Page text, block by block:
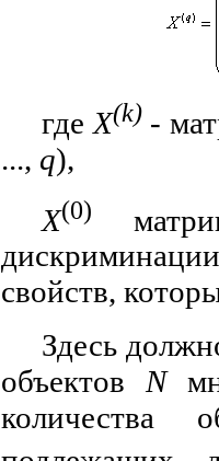
где X(k)-
..., q),
X(0)
свойств,
Здесь
объектов N
количества